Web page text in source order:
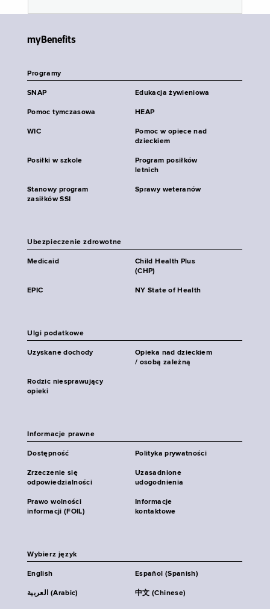
myBenefits
Programy
SNAP Edukacja żywieniowa
Pomoc tymczasowa HEAP
WIC
Pomoc w opiece nad
dzieckiem
Posiłki w szkole
Program posiłków
letnich
Stanowy program
zasiłków SSI
Sprawy weteranów
Ubezpieczenie zdrowotne
Medicaid
Child Health Plus
(CHP)
EPIC NY State of Health
Ulgi podatkowe
Uzyskane dochody
Opieka nad dzieckiem
/ osobą zależną
Rodzic niesprawujący
opieki
Informacje prawne
Dostępność Polityka prywatności
Zrzeczenie się
odpowiedzialności
Uzasadnione
udogodnienia
Prawo wolności
informacji (FOIL)
Informacje
kontaktowe
Wybierz język
English Español (Spanish)
العربية (Arabic) 中文 (Chinese)